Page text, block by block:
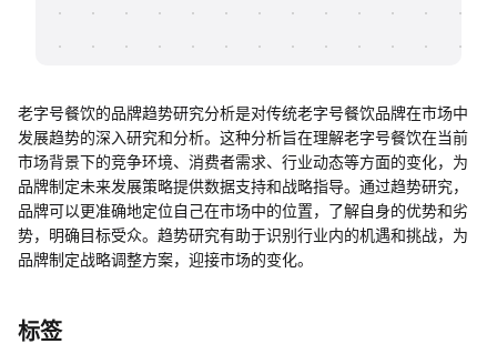
老字号餐饮的品牌趋势研究分析是对传统老字号餐饮品牌在市场中
发展趋势的深入研究和分析。这种分析旨在理解老字号餐饮在当前
市场背景下的竞争环境、消费者需求、行业动态等方面的变化，为
品牌制定未来发展策略提供数据支持和战略指导。通过趋势研究，
品牌可以更准确地定位自己在市场中的位置，了解自身的优势和劣
势，明确目标受众。趋势研究有助于识别行业内的机遇和挑战，为
品牌制定战略调整方案，迎接市场的变化。
标签